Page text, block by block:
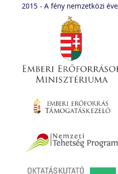
2015 - A fény nemzetközi éve